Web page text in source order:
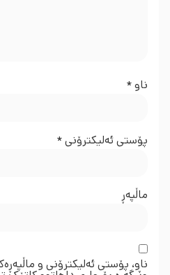
ناو*
پۆستی ئەلیکترۆنی*
ماڵپه‌ڕ
ناو، پۆستی ئەلیکترۆنی و